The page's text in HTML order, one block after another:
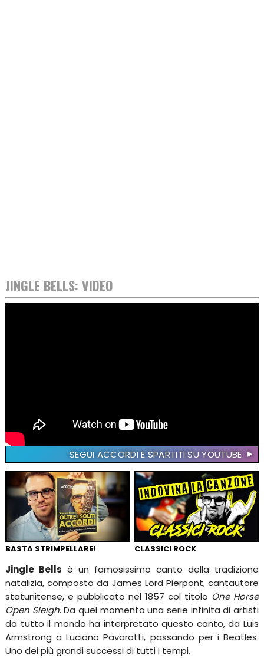
JINGLE BELLS: VIDEO
SEGUI ACCORDI E SPARTITI SU YOUTUBE
BASTA STRIMPELLARE! CLASSICI ROCK
Jingle Bells è un famosissimo canto della tradizione
natalizia, composto da James Lord Pierpont, cantautore
statunitense, e pubblicato nel 1857 col titolo One Horse
Open Sleigh. Da quel momento una serie infinita di artisti
da tutto il mondo ha interpretato questo canto, da Luis
Armstrong a Luciano Pavarotti, passando per i Beatles.
Uno dei più grandi successi di tutti i tempi.